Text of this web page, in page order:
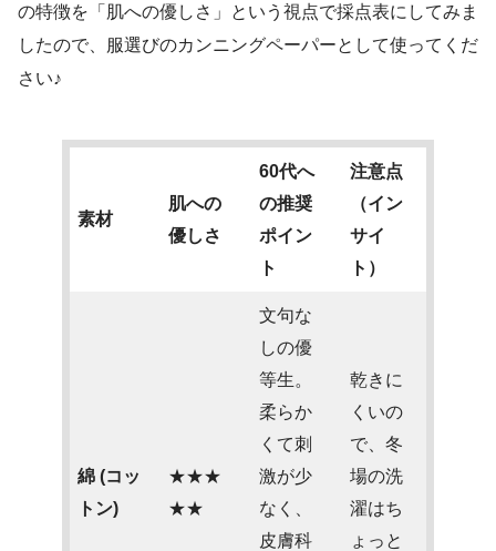
の特徴を「肌への優しさ」という視点で採点表にしてみま
したので、服選びのカンニングペーパーとして使ってくだ
さい♪
素材
肌への
優しさ
60代へ
の推奨
ポイン
ト
注意点
（イン
サイ
ト）
綿 (コッ
トン)
★★★
★★
文句な
しの優
等生。
柔らか
くて刺
激が少
なく、
皮膚科
乾きに
くいの
で、冬
場の洗
濯はち
ょっと